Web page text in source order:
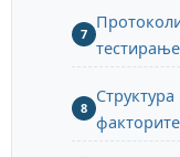
7
тестирање
8